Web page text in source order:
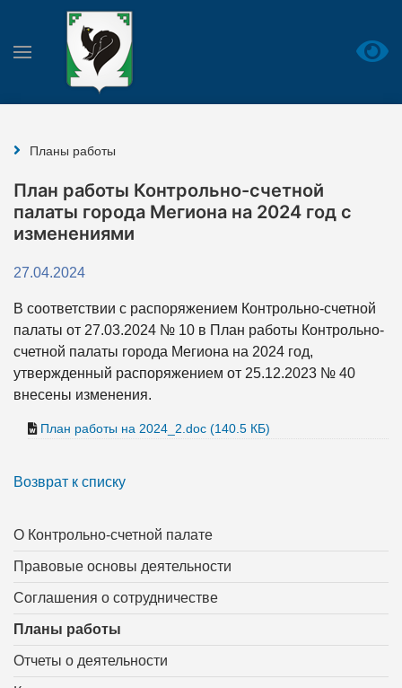
О Контрольно-счетной палате
Правовые основы деятельности
Соглашения о сотрудничестве
Планы работы
Отчеты о деятельности
Планы работы
План работы Контрольно-счетной
палаты города Мегиона на 2024 год с
изменениями
27.04.2024
В соответствии с распоряжением Контрольно-счетной
палаты от 27.03.2024 № 10 в План работы Контрольно-
счетной палаты города Мегиона на 2024 год,
утвержденный распоряжением от 25.12.2023 № 40
внесены изменения.
План работы на 2024_2.doc (140.5 КБ)
Возврат к списку